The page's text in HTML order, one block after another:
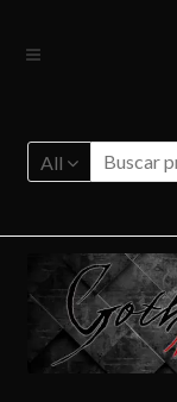
Ir
Ir
All